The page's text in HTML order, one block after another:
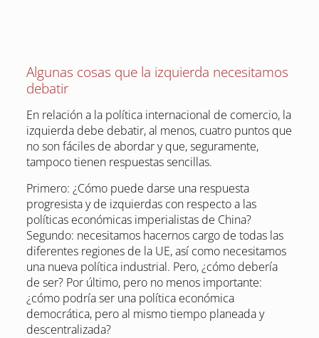
Algunas cosas que la izquierda necesitamos
debatir
En relación a la política internacional de comercio, la
izquierda debe debatir, al menos, cuatro puntos que
no son fáciles de abordar y que, seguramente,
tampoco tienen respuestas sencillas.
Primero: ¿Cómo puede darse una respuesta
progresista y de izquierdas con respecto a las
políticas económicas imperialistas de China?
Segundo: necesitamos hacernos cargo de todas las
diferentes regiones de la UE, así como necesitamos
una nueva política industrial. Pero, ¿cómo debería
de ser? Por último, pero no menos importante:
¿cómo podría ser una política económica
democrática, pero al mismo tiempo planeada y
descentralizada?